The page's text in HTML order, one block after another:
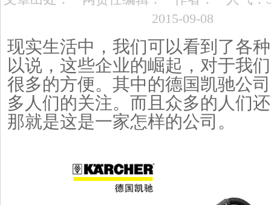
2015-09-08
现实生活中，我们可以看到了各
以说，这些企业的崛起，对于我
很多的方便。其中的德国凯驰公
多人们的关注。而且众多的人们
那就是这是一家怎样的公司。